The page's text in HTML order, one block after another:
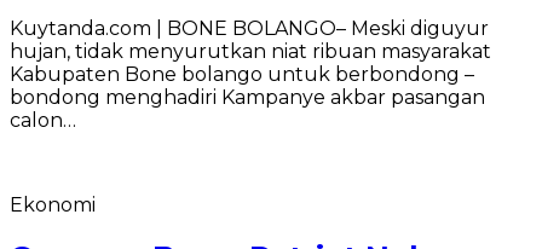
Kuytanda.com | BONE BOLANGO– Meski diguyur
hujan, tidak menyurutkan niat ribuan masyarakat
Kabupaten Bone bolango untuk berbondong –
bondong menghadiri Kampanye akbar pasangan
calon…
Ekonomi